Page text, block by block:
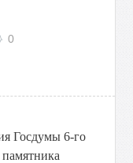
0
Госдумы 6-го
памятника